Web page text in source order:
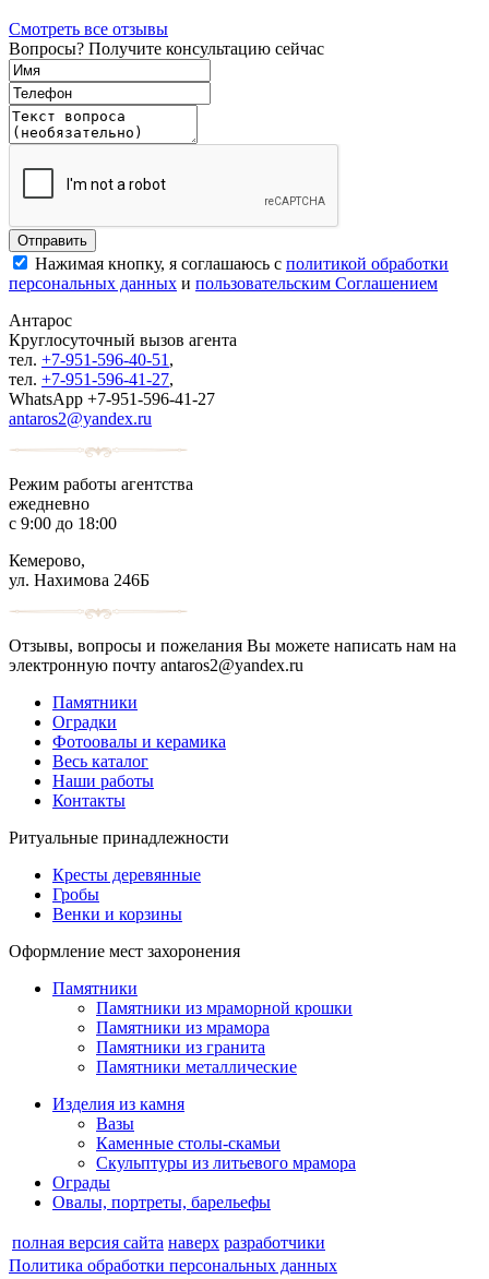
Смотреть все отзывы
Вопросы? Получите консультацию сейчас
Нажимая кнопку, я соглашаюсь с политикой обработки
персональных данных и пользовательским Соглашением
Антарос
Круглосуточный вызов агента
тел. +7-951-596-40-51 ,
тел. +7-951-596-41-27,
WhatsApp +7-951-596-41-27
antaros2@yandex.ru
Режим работы агентства
ежедневно
с 9:00 до 18:00
Кемерово,
ул. Нахимова 246Б
Отзывы, вопросы и пожелания Вы можете написать нам на
электронную почту antaros2@yandex.ru
Памятники
Оградки
Фотоовалы и керамика
Весь каталог
Наши работы
Контакты
Ритуальные принадлежности
Кресты деревянные
Гробы
Венки и корзины
Оформление мест захоронения
Памятники
Памятники из мраморной крошки
Памятники из мрамора
Памятники из гранита
Памятники металлические
Изделия из камня
Вазы
Каменные столы-скамьи
Скульптуры из литьевого мрамора
Ограды
Овалы, портреты, барельефы
полная версия сайта наверх разработчики
Политика обработки персональных данных